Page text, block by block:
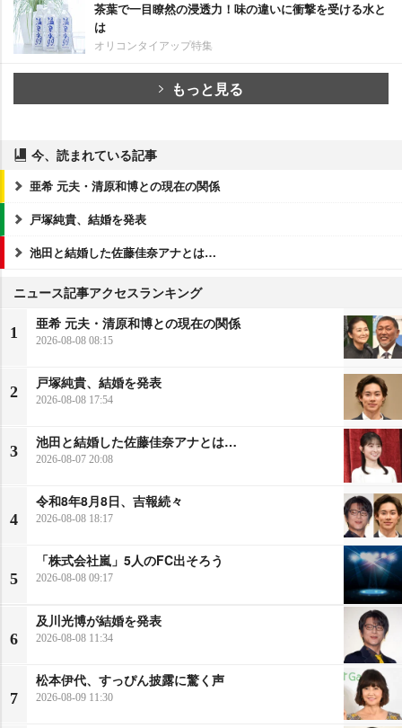
茶葉で一目瞭然の浸透力！味の違いに衝撃を受ける水と
は
オリコンタイアップ特集
もっと見る
今、読まれている記事
亜希 元夫・清原和博との現在の関係
戸塚純貴、結婚を発表
池田と結婚した佐藤佳奈アナとは…
ニュース記事アクセスランキング
1
亜希 元夫・清原和博との現在の関係
2026-08-08 08:15
2
戸塚純貴、結婚を発表
2026-08-08 17:54
3
池田と結婚した佐藤佳奈アナとは…
2026-08-07 20:08
4
令和8年8月8日、吉報続々
2026-08-08 18:17
5
「株式会社嵐」5人のFC出そろう
2026-08-08 09:17
6
及川光博が結婚を発表
2026-08-08 11:34
7
松本伊代、すっぴん披露に驚く声
2026-08-09 11:30